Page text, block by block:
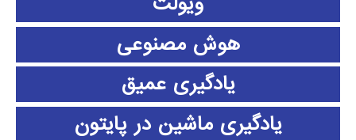
هوش مصنوعی
یادگیری عمیق
یادگیری ماشین در پایتون